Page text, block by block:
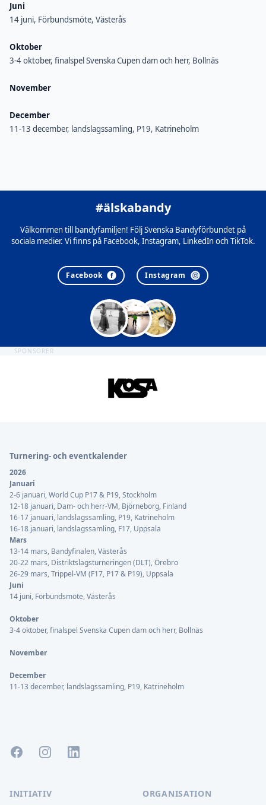
Juni
14 juni, Förbundsmöte, Västerås
Oktober
3-4 oktober, finalspel Svenska Cupen dam och herr, Bollnäs
November
December
11-13 december, landslagssamling, P19, Katrineholm
#älskabandy
Välkommen till bandyfamiljen! Följ Svenska Bandyförbundet på
sociala medier. Vi finns på Facebook, Instagram, LinkedIn och TikTok.
Facebook Instagram
SPONSORER
Turnering- och eventkalender
2026
Januari
2-6 januari, World Cup P17 & P19, Stockholm
12-18 januari, Dam- och herr-VM, Björneborg, Finland
16-17 januari, landslagssamling, P19, Katrineholm
16-18 januari, landslagssamling, F17, Uppsala
Mars
13-14 mars, Bandyfinalen, Västerås
20-22 mars, Distriktslagsturneringen (DLT), Örebro
26-29 mars, Trippel-VM (F17, P17 & P19), Uppsala
Juni
14 juni, Förbundsmöte, Västerås
Oktober
3-4 oktober, finalspel Svenska Cupen dam och herr, Bollnäs
November
December
11-13 december, landslagssamling, P19, Katrineholm
FacebookInstagramLinkedIn
INITIATIV ORGANISATION